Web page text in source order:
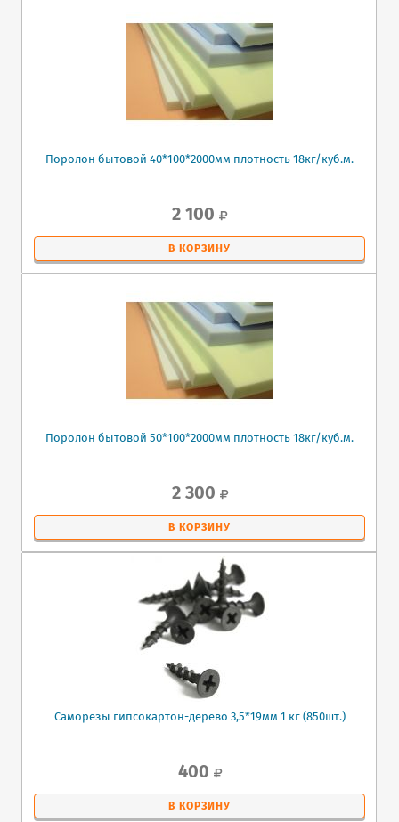
Поролон бытовой 40*100*2000мм плотность 18кг/куб.м.
2 100
В КОРЗИНУ
Поролон бытовой 50*100*2000мм плотность 18кг/куб.м.
2 300
В КОРЗИНУ
Саморезы гипсокартон-дерево 3,5*19мм 1 кг (850шт.)
400
В КОРЗИНУ